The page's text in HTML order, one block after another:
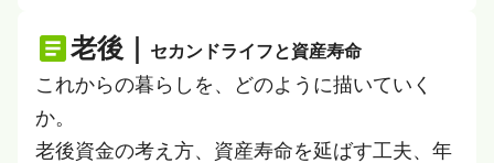
老後｜ セカンドライフと資産寿命
これからの暮らしを、どのように描いていく
か。
老後資金の考え方、資産寿命を延ばす工夫、年